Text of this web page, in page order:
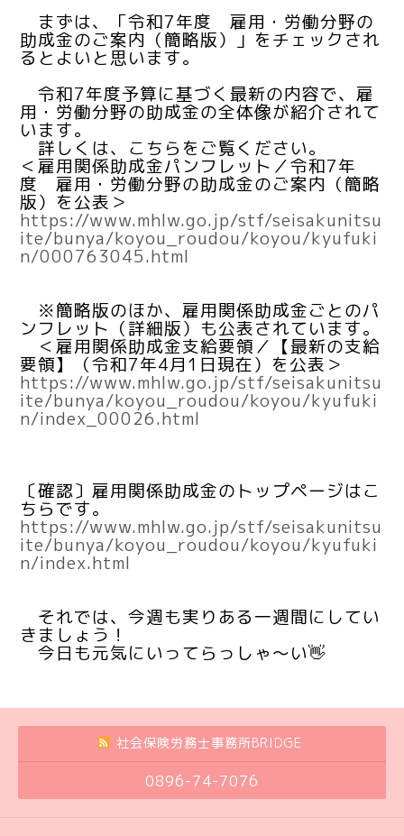
まずは、「令和7年度 雇用・労働分野の
助成金のご案内（簡略版）」をチェックされ
るとよいと思います。
令和7年度予算に基づく最新の内容で、雇
用・労働分野の助成金の全体像が紹介されて
います。
詳しくは、こちらをご覧ください。
＜雇用関係助成金パンフレット／令和7年
度 雇用・労働分野の助成金のご案内（簡略
版）を公表＞
https://www.mhlw.go.jp/stf/seisakunitsu
ite/bunya/koyou_roudou/koyou/kyufuki
n/000763045.html
※簡略版のほか、雇用関係助成金ごとのパ
ンフレット（詳細版）も公表されています。
＜雇用関係助成金支給要領／【最新の支給
要領】（令和7年4月1日現在）を公表＞
https://www.mhlw.go.jp/stf/seisakunitsu
ite/bunya/koyou_roudou/koyou/kyufuki
n/index_00026.html
〔確認〕雇用関係助成金のトップページはこ
ちらです。
https://www.mhlw.go.jp/stf/seisakunitsu
ite/bunya/koyou_roudou/koyou/kyufuki
n/index.html
それでは、今週も実りある一週間にしてい
きましょう！
今日も元気にいってらっしゃ～い👋
社会保険労務士事務所BRIDGE
0896-74-7076